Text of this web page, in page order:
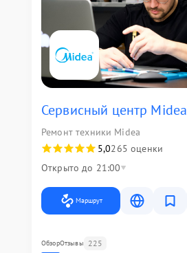
Сервисный центр Midea
Ремонт техники Midea
5,0265 оценки
Открыто до 21:00
Маршрут
ОбзорОтзывы 225